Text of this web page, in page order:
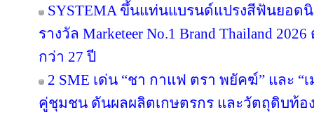
SYSTEMA ขึ้นแท่นแบรนด์แปรงสีฟันยอด
รางวัล Marketeer No.1 Brand Thailand
กว่า 27 ปี
2 SME เด่น “ชา กาแฟ ตรา พยัคฆ์” และ
คู่ชุมชน ดันผลผลิตเกษตรกร และวัตถุดิบท้อ